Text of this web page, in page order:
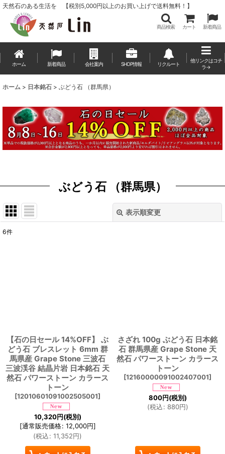
天然石のある生活を 【税別5,000円以上のお買い上げで送料無料！】
商品検索 カート 新着商品
ホーム 新着商品 会社案内 SHOP情報 リクルート
他リンクはコチ
ラ→
ホーム > 日本銘石 > ぶどう石 （群馬県）
ぶどう石 （群馬県）
表示順変更
6件
【石の日セール 14%OFF】 ぶ
どう石 ブレスレット 6mm 群
馬県産 Grape Stone 三波石
三波渓谷 結晶片岩 日本銘石 天
然石 パワーストーン カラース
トーン
[12010601091002505001]
10,320円(税別)
[通常販売価格: 12,000円]
(税込: 11,352円)
さざれ 100g ぶどう石 日本銘
石 群馬県産 Grape Stone 天
然石 パワーストーン カラース
トーン
[12160000091002407001]
800円(税別)
(税込: 880円)